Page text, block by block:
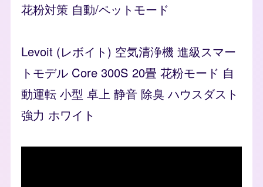
花粉対策 自動/ペットモード
Levoit (レボイト) 空気清浄機 進級スマー
トモデル Core 300S 20畳 花粉モード 自
動運転 小型 卓上 静音 除臭 ハウスダスト
強力 ホワイト